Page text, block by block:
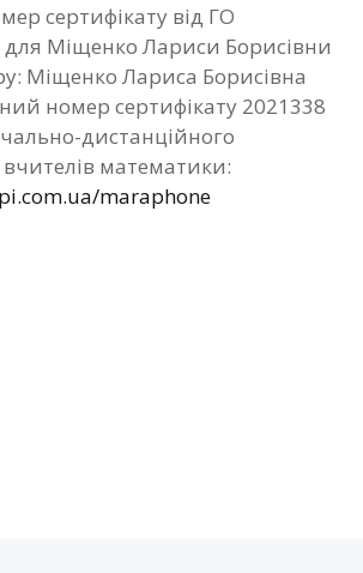
Фотозвіт
сертифікати
Контакти
сертифікату від ГО
для Міщенко Лариси Борисівни
Міщенко Лариса Борисівна
номер сертифікату 2021338
дистанційного
математики:
maraphone